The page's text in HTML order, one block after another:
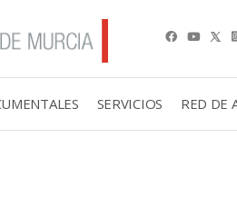
SERVICIOS RED DE